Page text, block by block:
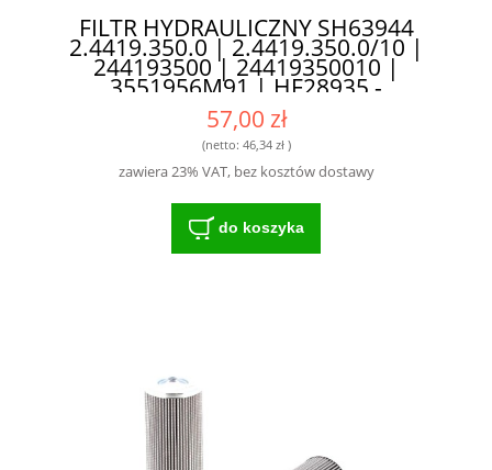
FILTR HYDRAULICZNY SH63944
2.4419.350.0 | 2.4419.350.0/10 |
244193500 | 24419350010 |
3551956M91 | HF28935 -
SPRAWDZONA TECHNOLOGIA DLA
ROLNIKÓW
57,00 zł
(netto: 46,34 zł)
zawiera 23% VAT, bez kosztów dostawy
do koszyka